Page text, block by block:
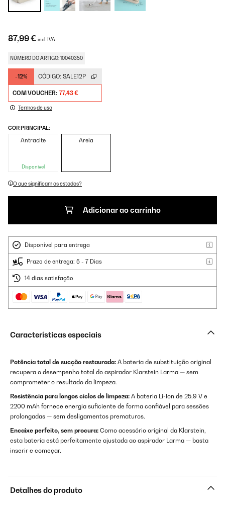
87,99 € incl. IVA
NÚMERO DO ARTIGO: 10040350
-12% CÓDIGO: SALE12P
COM VOUCHER: 77,43 €
Termos de uso
COR PRINCIPAL:
Antracite
Disponível
Areia
O que significam os estados?
Adicionar ao carrinho
Disponível para entrega
Prazo de entrega: 5 - 7 Dias
14 dias satisfação
Características especiais
Potência total de sucção restaurada: A bateria de substituição original
recupera o desempenho total do aspirador Klarstein Larma — sem
comprometer o resultado da limpeza.
Resistência para longos ciclos de limpeza: A bateria Li-Ion de 25,9 V e
2200 mAh fornece energia suficiente de forma confiável para sessões
prolongadas — sem desligamentos prematuros.
Encaixe perfeito, sem procura: Como acessório original da Klarstein,
esta bateria está perfeitamente ajustada ao aspirador Larma — basta
inserir e começar.
Detalhes do produto